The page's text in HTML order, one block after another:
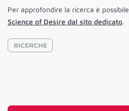
Per approfondire la ricerca è possibile
Science of Desire dal sito dedicato.
RICERCHE